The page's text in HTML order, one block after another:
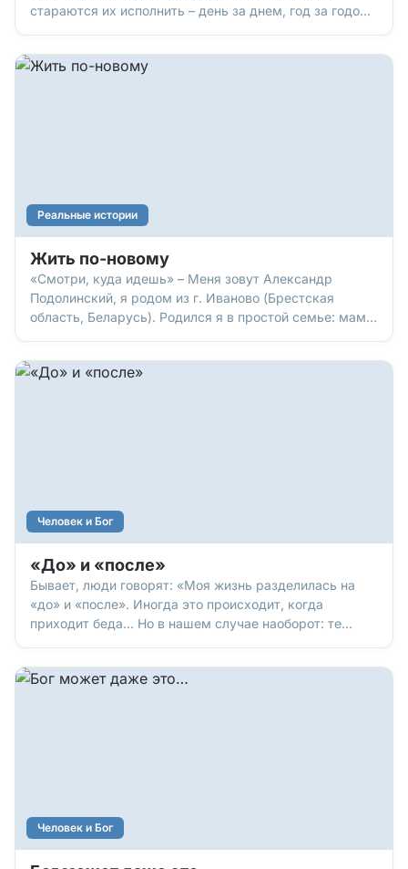
стараются их исполнить – день за днем, год за годом.
верующий человек, директор компании «Будьте
Реальные истории
Жить по-новому
«Смотри, куда идешь» – Меня зовут Александр
Подолинский, я родом из г. Иваново (Брестская
область, Беларусь). Родился я в простой семье: мама,
Человек и Бог
«До» и «после»
Бывает, люди говорят: «Моя жизнь разделилась на
«до» и «после». Иногда это происходит, когда
приходит беда… Но в нашем случае наоборот: те
восстановление. Их жизнь разделилась на «до
Человек и Бог